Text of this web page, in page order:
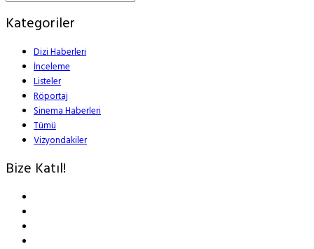
Kategoriler
Dizi Haberleri
İnceleme
Listeler
Röportaj
Sinema Haberleri
Tümü
Vizyondakiler
Bize Katıl!